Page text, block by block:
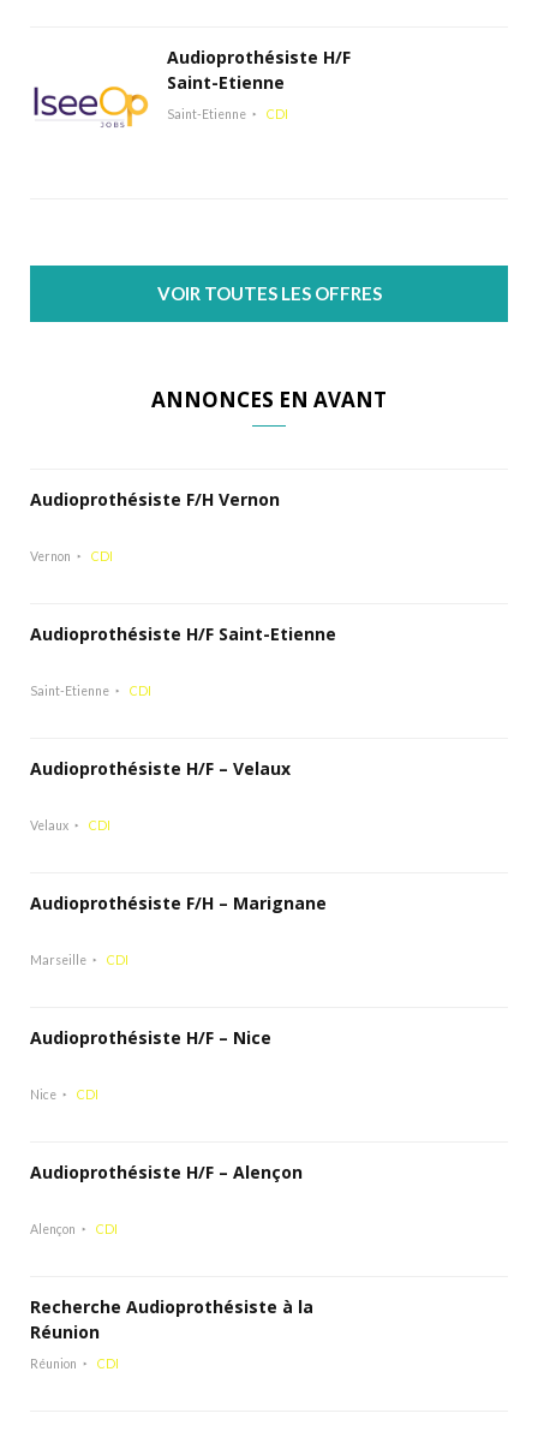
Audioprothésiste H/F
Saint-Etienne
Saint-Etienne CDI
VOIR TOUTES LES OFFRES
ANNONCES EN AVANT
Audioprothésiste F/H Vernon
Vernon CDI
Audioprothésiste H/F Saint-Etienne
Saint-Etienne CDI
Audioprothésiste H/F – Velaux
Velaux CDI
Audioprothésiste F/H – Marignane
Marseille CDI
Audioprothésiste H/F – Nice
Nice CDI
Audioprothésiste H/F – Alençon
Alençon CDI
Recherche Audioprothésiste à la
Réunion
Réunion CDI